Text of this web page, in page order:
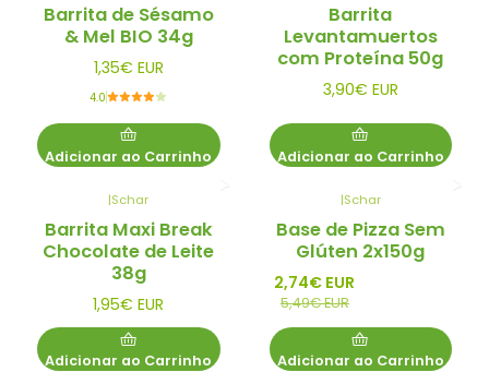
Barrita de Sésamo
& Mel BIO 34g
1,35€ EUR
4.0
Adicionar ao Carrinho
Barrita
Levantamuertos
com Proteína 50g
3,90€ EUR
Adicionar ao Carrinho
|Schar
Barrita Maxi Break
Chocolate de Leite
38g
1,95€ EUR
Adicionar ao Carrinho
Promo
|Schar
Base de Pizza Sem
Glúten 2x150g
2,74€ EUR
5,49€ EUR
Adicionar ao Carrinho